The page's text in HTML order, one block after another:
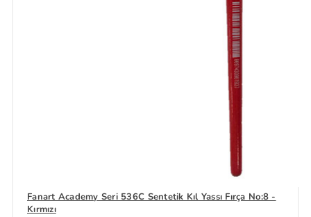
Fanart Academy Seri 536C Sentetik Kıl Yassı Fırça No:8 -
Kırmızı